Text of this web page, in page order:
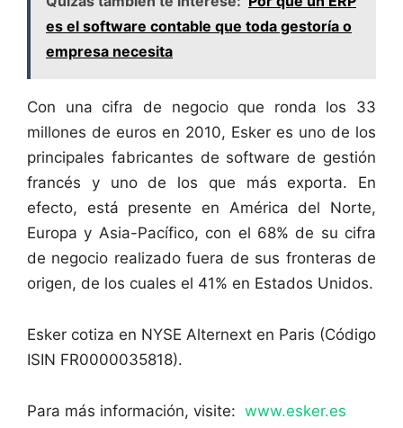
es el software contable que toda gestoría o
empresa necesita
Con una cifra de negocio que ronda los 33
millones de euros en 2010, Esker es uno de los
principales fabricantes de software de gestión
francés y uno de los que más exporta. En
efecto, está presente en América del Norte,
Europa y Asia-Pacífico, con el 68% de su cifra
de negocio realizado fuera de sus fronteras de
origen, de los cuales el 41% en Estados Unidos.
Esker cotiza en NYSE Alternext en Paris (Código
ISIN FR0000035818).
Para más información, visite: www.esker.es